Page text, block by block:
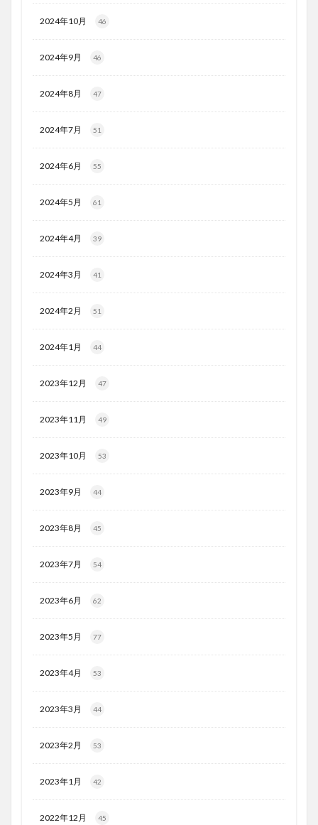
2024年10月 46
2024年9月 46
2024年8月 47
2024年7月 51
2024年6月 55
2024年5月 61
2024年4月 39
2024年3月 41
2024年2月 51
2024年1月 44
2023年12月 47
2023年11月 49
2023年10月 53
2023年9月 44
2023年8月 45
2023年7月 54
2023年6月 62
2023年5月 77
2023年4月 53
2023年3月 44
2023年2月 53
2023年1月 42
2022年12月 45